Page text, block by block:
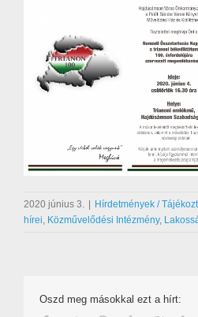
2020 június 3. | Hírdetmények /
hírei Közművelődési Intézmény,
Oszd meg másokkal ezt a hírt: